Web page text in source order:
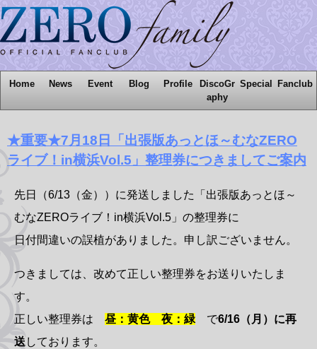
Home News Event Blog Profile
DiscoGr
aphy
Special Fanclub
★重要★7月18日「出張版あっとほ～むなZERO
ライブ！in横浜Vol.5」整理券につきましてご案内
先日（6/13（金））に発送しました「出張版あっとほ～
むなZEROライブ！in横浜Vol.5」の整理券に
日付間違いの誤植がありました。申し訳ございません。
つきましては、改めて正しい整理券をお送りいたしま
す。
正しい整理券は 昼：黄色 夜：緑 で6/16（月）に再
送 しております。